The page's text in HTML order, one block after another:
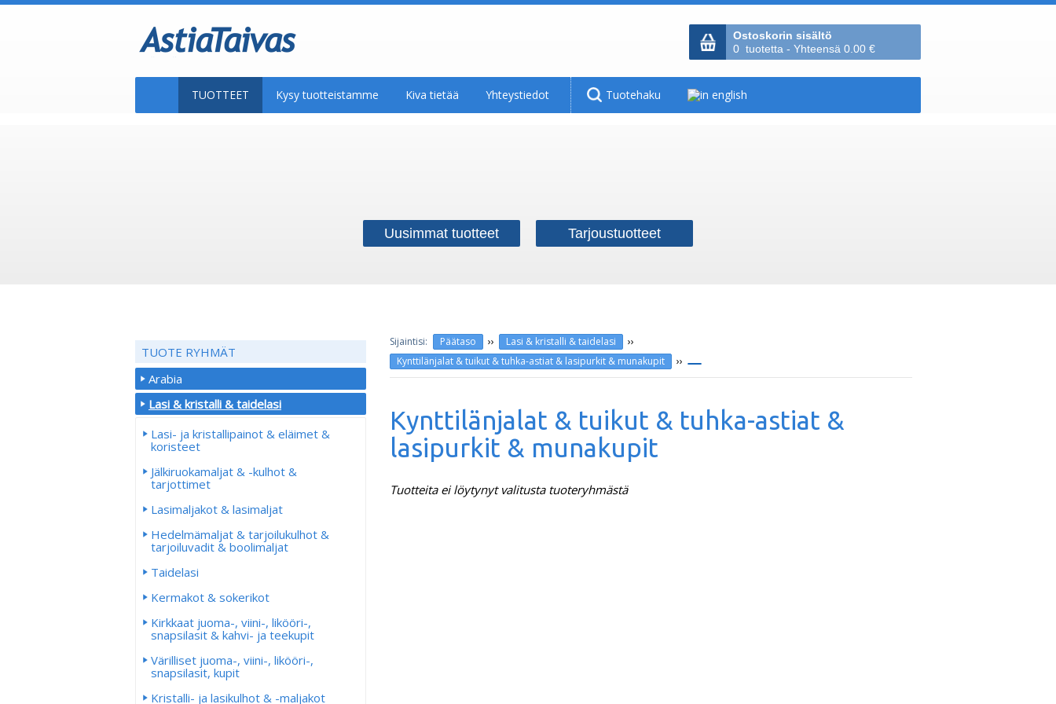
Ostoskorin sisältö
0 tuotetta - Yhteensä 0.00 €
TUOTTEET Kysy tuotteistamme Kiva tietää Yhteystiedot Tuotehaku
Uusimmat tuotteet Tarjoustuotteet
Päätaso ›› Lasi & kristalli & taidelasi ››
Kynttilänjalat & tuikut & tuhka-astiat & lasipurkit & munakupit ››
Kynttilänjalat & tuikut & tuhka-astiat &
lasipurkit & munakupit
Tuotteita ei löytynyt valitusta tuoteryhmästä
TUOTE RYHMÄT
Arabia
Lasi & kristalli & taidelasi
Lasi- ja kristallipainot & eläimet &
koristeet
Jälkiruokamaljat & -kulhot &
tarjottimet
Lasimaljakot & lasimaljat
Hedelmämaljat & tarjoilukulhot &
tarjoiluvadit & boolimaljat
Taidelasi
Kermakot & sokerikot
Kirkkaat juoma-, viini-, likööri-,
snapsilasit & kahvi- ja teekupit
Värilliset juoma-, viini-, likööri-,
snapsilasit, kupit
Kristalli- ja lasikulhot & -maljakot